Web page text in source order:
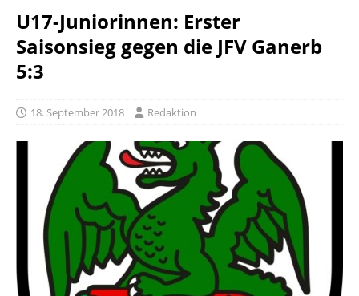
U17-Juniorinnen: Erster
Saisonsieg gegen die JFV Ganerb
5:3
18. September 2018 Redaktion